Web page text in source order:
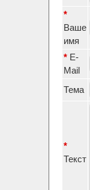
*
Ваше
имя
* E-
Mail
Тема
*
Текст